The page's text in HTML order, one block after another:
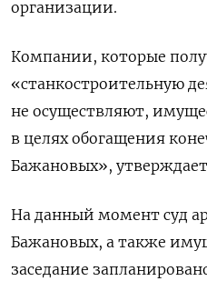
организации.
Компании, которые
«станкостроительную
не осуществляют,
в целях обогащения
Бажановых»,
На данный момент суд
Бажановых, а также
заседание